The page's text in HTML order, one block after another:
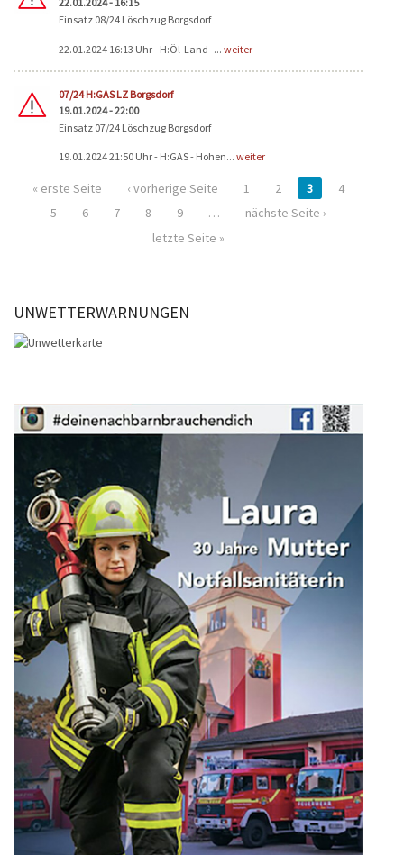
Einsatz 08/24 Löschzug Borgsdorf
22.01.2024 16:13 Uhr - H:Öl-Land -... weiter
07/24 H:GAS LZ Borgsdorf
19.01.2024 - 22:00
Einsatz 07/24 Löschzug Borgsdorf
19.01.2024 21:50 Uhr - H:GAS - Hohen... weiter
« erste Seite ‹ vorherige Seite 1 2 3
4
5
6 7 8 9 …
nächste Seite ›
letzte Seite »
UNWETTERWARNUNGEN